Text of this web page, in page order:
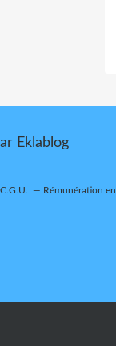
Eklablog
C.G.U. Rémunération